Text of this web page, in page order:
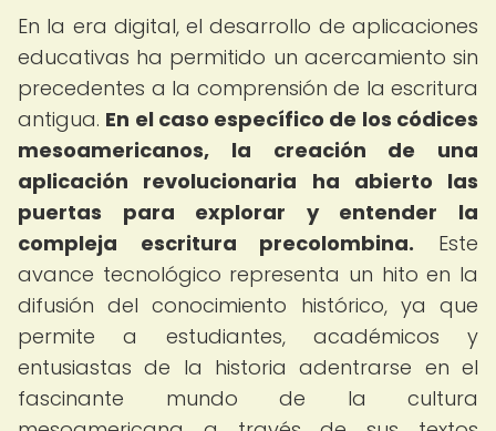
En la era digital, el desarrollo de aplicaciones
educativas ha permitido un acercamiento sin
precedentes a la comprensión de la escritura
antigua. En el caso específico de los códices
mesoamericanos, la creación de una
aplicación revolucionaria ha abierto las
puertas para explorar y entender la
compleja escritura precolombina. Este
avance tecnológico representa un hito en la
difusión del conocimiento histórico, ya que
permite a estudiantes, académicos y
entusiastas de la historia adentrarse en el
fascinante mundo de la cultura